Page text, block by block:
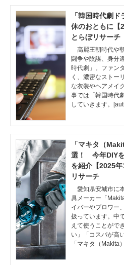
「韓国時代劇
休のおともに【
とらぼリサーチ
高麗王朝時代や
闘争や陰謀、身分
時代劇」。ファン
く、濃密なストー
な衣装やヘアメイ
事では「韓国時代
していきます。
「マキタ（
選！ 今年DIY
を紹介【2025
リサーチ
愛知県安城市に
具メーカー「
イバーやブロワー
扱っています。中
えて使うことがで
い」「コスパが高
「マキタ（Makita